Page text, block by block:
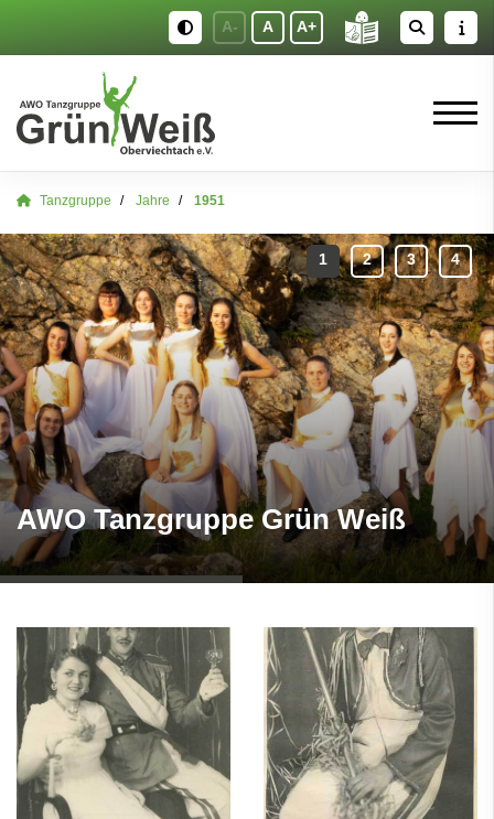
A- A A+
Tanzgruppe Jahre 1951
AWO Tanzgruppe Grün Weiß